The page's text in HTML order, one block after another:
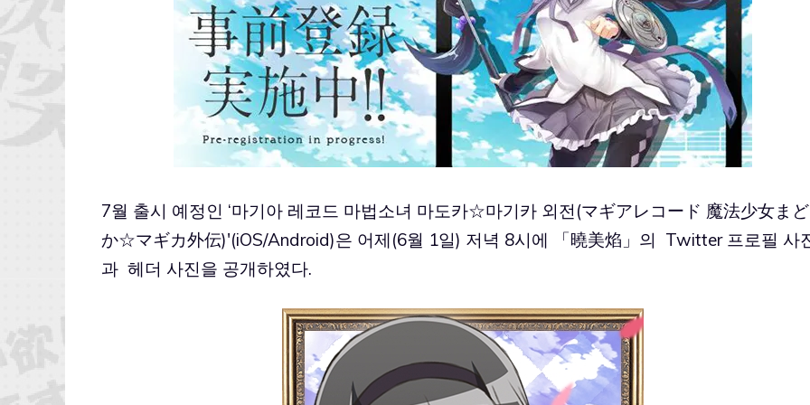
7월 출시 예정인 ‘마기아 레코드 마법소녀 마도카☆마기카 외전(マギアレコード 魔法少女まど
か☆マギカ外伝)'(iOS/Android)은 어제(6월 1일) 저녁 8시에 「曉美焰」의 Twitter 프로필 사
과 헤더 사진을 공개하였다.